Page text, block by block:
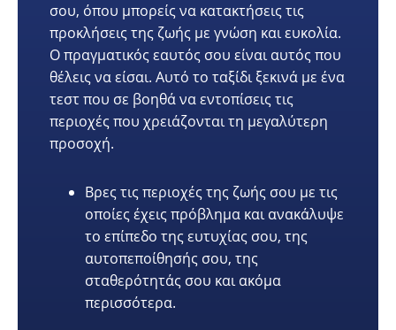
σου, όπου μπορείς να κατακτήσεις τις
προκλήσεις της ζωής με γνώση και ευκολία.
Ο πραγματικός εαυτός σου είναι αυτός που
θέλεις να είσαι. Αυτό το ταξίδι ξεκινά με ένα
τεστ που σε βοηθά να εντοπίσεις τις
περιοχές που χρειάζονται τη μεγαλύτερη
προσοχή.
Βρες τις περιοχές της ζωής σου με τις
οποίες έχεις πρόβλημα και ανακάλυψε
το επίπεδο της ευτυχίας σου, της
αυτοπεποίθησής σου, της
σταθερότητάς σου και ακόμα
περισσότερα.